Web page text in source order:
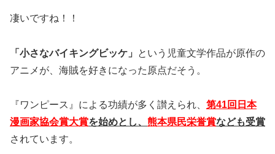
凄いですね！！
「小さなバイキングビッケ」
という児童文学作品が原作の
アニメが、海賊を好きになった原点だそう。
『ワンピース』による功績が多く讃えられ、 第41回日本
漫画家協会賞大賞を始めとし、 熊本県民栄誉賞なども受賞
されています。